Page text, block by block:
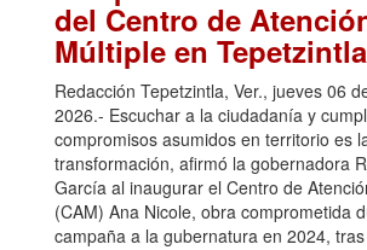
del Centro de
Múltiple en Tepetzintla
Redacción Tepetzintla, Ver., jueves 06
2026.- Escuchar a la ciudadanía y
compromisos asumidos en territorio es
transformación, afirmó la gobernadora
García al inaugurar el Centro de
(CAM) Ana Nicole, obra comprometida
campaña a la gubernatura en 2024,